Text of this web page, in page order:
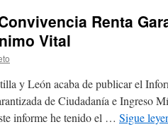
Renta
Vital
y León acaba de publicar el
de Ciudadanía e Ingreso
informe he tenido el … Sigue